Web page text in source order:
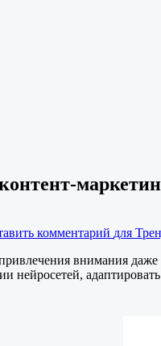
комментарий для
внимания даже
нейросетей,